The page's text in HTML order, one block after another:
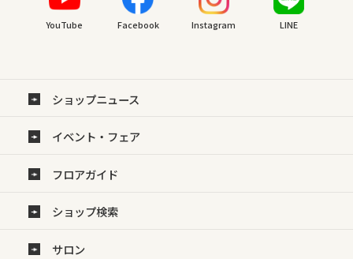
YouTube Facebook Instagram LINE
ショップニュース
イベント・フェア
フロアガイド
ショップ検索
サロン